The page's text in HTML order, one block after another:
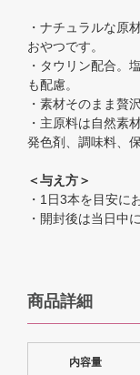
・ナチュラルな原
おやつです。
・タウリン配合。
も配慮。
・素材そのまま贅
・主原料は自然素
発色剤、調味料、
＜与え方＞
・1日3本を目安に
・開封後は当日中
商品詳細
内容量